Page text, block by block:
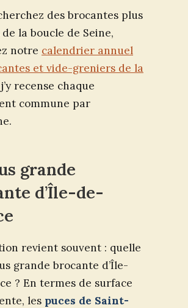
des brocantes plus
la boucle de Seine,
notre calendrier annuel
et vide-greniers de la
recense chaque
commune par
grande
d’Île-de-
revient souvent : quelle
grande brocante d’Île-
? En termes de surface
les puces de Saint-